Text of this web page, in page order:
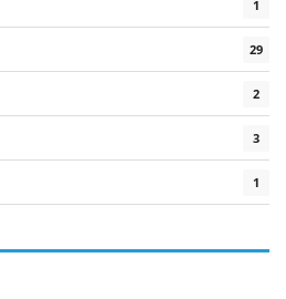
1
29
2
3
1